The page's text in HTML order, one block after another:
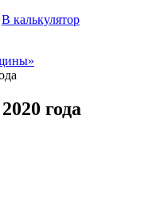
В калькулятор
года